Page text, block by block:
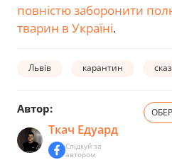
повністю заборонити
тварин в Україні.
Львів карантин сказ
Автор:
Ткач Едуард
Слідкуй за
автором